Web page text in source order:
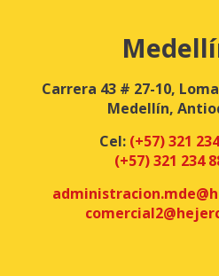
Carrera 43 # 27-10,
Medellín,
Cel: (+57) 321
(+57) 321 234